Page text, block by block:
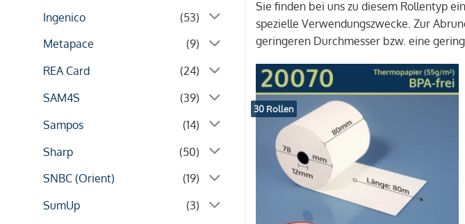
Ingenico
(53)
Metapace
(9)
REA Card
(24)
SAM4S
(39)
Sampos
(14)
Sharp
(50)
SNBC (Orient)
(19)
SumUp
(3)
Sie finden bei uns zu diesem Rollentyp
spezielle Verwendungszwecke. Zur
geringeren Durchmesser bzw. eine
30 Rollen